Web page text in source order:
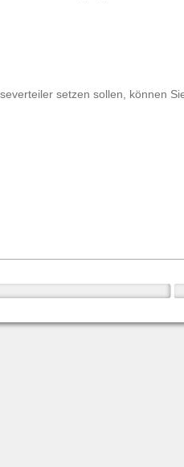
setzen sollen, können